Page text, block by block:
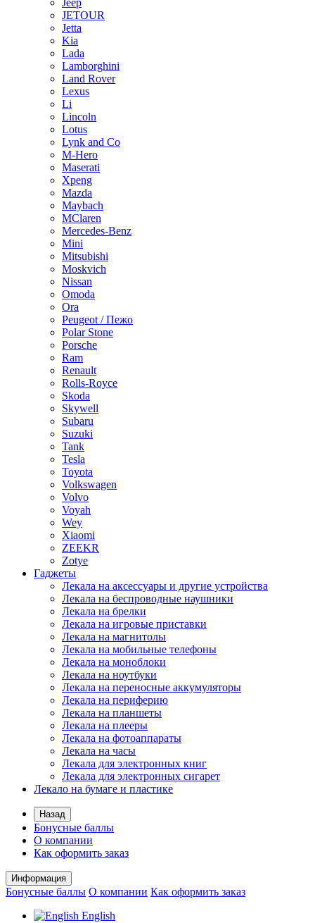
Jeep
JETOUR
Jetta
Kia
Lada
Lamborghini
Land Rover
Lexus
Li
Lincoln
Lotus
Lynk and Co
M-Hero
Maserati
Xpeng
Mazda
Maybach
MClaren
Mercedes-Benz
Mini
Mitsubishi
Moskvich
Nissan
Omoda
Ora
Peugeot / Пежо
Polar Stone
Porsche
Ram
Renault
Rolls-Royce
Skoda
Skywell
Subaru
Suzuki
Tank
Tesla
Toyota
Volkswagen
Volvo
Voyah
Wey
Xiaomi
ZEEKR
Zotye
Гаджеты
Лекала на аксессуары и другие устройства
Лекала на беспроводные наушники
Лекала на брелки
Лекала на игровые приставки
Лекала на магнитолы
Лекала на мобильные телефоны
Лекала на моноблоки
Лекала на ноутбуки
Лекала на переносные аккумуляторы
Лекала на периферию
Лекала на планшеты
Лекала на плееры
Лекала на фотоаппараты
Лекала на часы
Лекала для электронных книг
Лекала для электронных сигарет
Лекало на бумаге и пластике
Назад
Бонусные баллы
О компании
Как оформить заказ
Информация
Бонусные баллы О компании Как оформить заказ
English